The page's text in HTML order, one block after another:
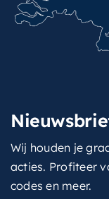
Wij houden je
acties. Profiteer
codes en meer.